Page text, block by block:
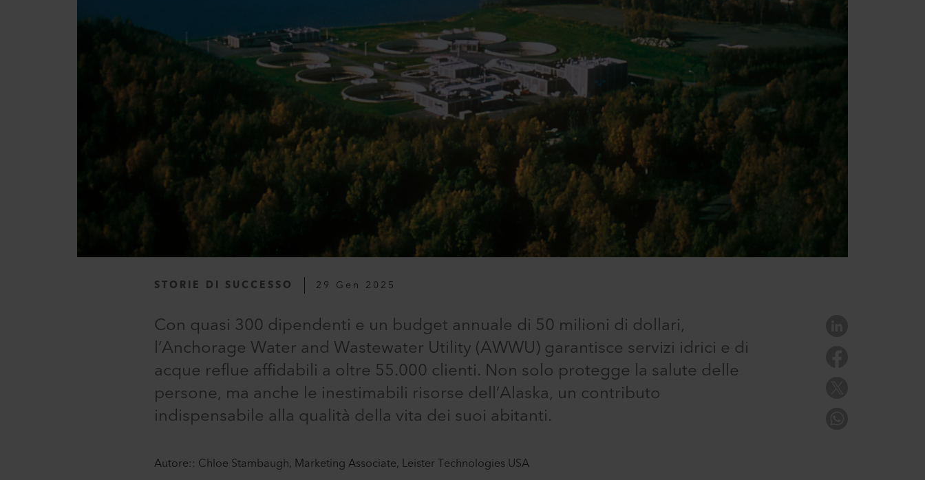
STORIE DI SUCCESSO 29 Gen 2025
Con quasi 300 dipendenti e un budget annuale di 50 milioni di dollari,
l’Anchorage Water and Wastewater Utility (AWWU) garantisce servizi idrici e di
acque reflue affidabili a oltre 55.000 clienti. Non solo protegge la salute delle
persone, ma anche le inestimabili risorse dell’Alaska, un contributo
indispensabile alla qualità della vita dei suoi abitanti.
Autore:: Chloe Stambaugh, Marketing Associate, Leister Technologies USA